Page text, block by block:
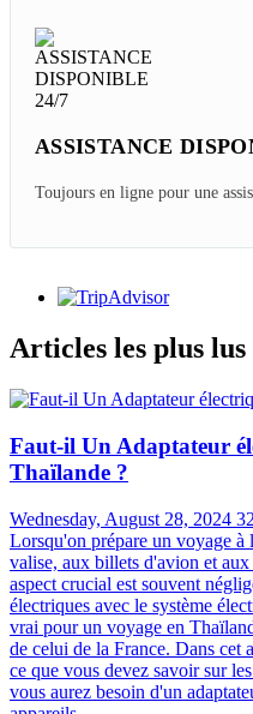
ASSISTANCE
Toujours en ligne pour une
Articles les plus lus
Faut-il Un Adaptateur
Thaïlande ?
Wednesday, August 28, 2024
Lorsqu'on prépare un voyage à
valise, aux billets d'avion et
aspect crucial est souvent
électriques avec le système
vrai pour un voyage en
de celui de la France. Dans cet
ce que vous devez savoir sur
vous aurez besoin d'un